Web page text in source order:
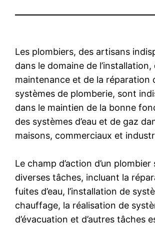
Les plombiers, des artisans
dans le domaine de l’installation,
maintenance et de la réparation
systèmes de plomberie, sont
dans le maintien de la bonne
des systèmes d’eau et de gaz
maisons, commerciaux et
Le champ d’action d’un plombier
diverses tâches, incluant la
fuites d’eau, l’installation de
chauffage, la réalisation de
d’évacuation et d’autres tâches